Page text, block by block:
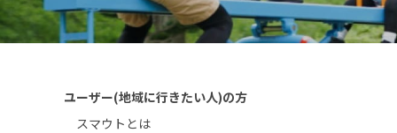
ユーザー(地域に行きたい人)の方
スマウトとは